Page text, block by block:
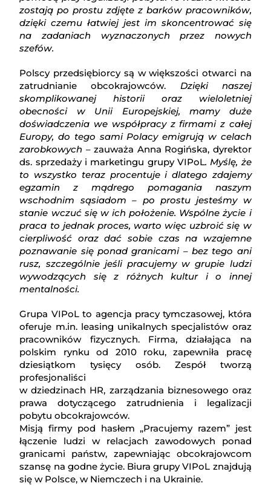
zostają po prostu zdjęte z barków pracowników,
dzięki czemu łatwiej jest im skoncentrować się
na zadaniach wyznaczonych przez nowych
szefów.
Polscy przedsiębiorcy są w większości otwarci na
zatrudnianie obcokrajowców. Dzięki naszej
skomplikowanej historii oraz wieloletniej
obecności w Unii Europejskiej, mamy duże
doświadczenia we współpracy z firmami z całej
Europy, do tego sami Polacy emigrują w celach
zarobkowych –zauważa Anna Rogińska, dyrektor
ds. sprzedaży i marketingu grupy VIPoL. Myślę, że
to wszystko teraz procentuje i dlatego zdajemy
egzamin z mądrego pomagania naszym
wschodnim sąsiadom – po prostu jesteśmy w
stanie wczuć się w ich położenie. Wspólne życie i
praca to jednak proces, warto więc uzbroić się w
cierpliwość oraz dać sobie czas na wzajemne
poznawanie się ponad granicami – bez tego ani
rusz, szczególnie jeśli pracujemy w grupie ludzi
wywodzących się z różnych kultur i o innej
mentalności.
Grupa VIPoL to agencja pracy tymczasowej, która
oferuje m.in. leasing unikalnych specjalistów oraz
pracowników fizycznych. Firma, działająca na
polskim rynku od 2010 roku, zapewniła pracę
dziesiątkom tysięcy osób. Zespół tworzą
profesjonaliści
w dziedzinach HR, zarządzania biznesowego oraz
prawa dotyczącego zatrudnienia i legalizacji
pobytu obcokrajowców.
Misją firmy pod hasłem „Pracujemy razem” jest
łączenie ludzi w relacjach zawodowych ponad
granicami państw, zapewniając obcokrajowcom
szansę na godne życie. Biura grupy VIPoL znajdują
się w Polsce, w Niemczech i na Ukrainie.